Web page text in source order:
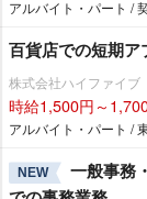
アルバイト・パート /
百貨店での短期ア
株式会社ハイファイブ
時給1,500円～
アルバイト・パート /
NEW
一般事務